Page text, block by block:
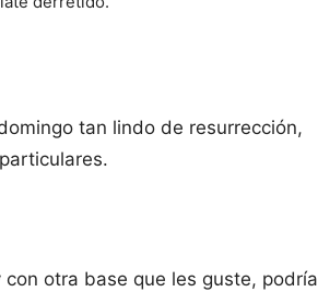
tan lindo de resurrección,
otra base que les guste, podría